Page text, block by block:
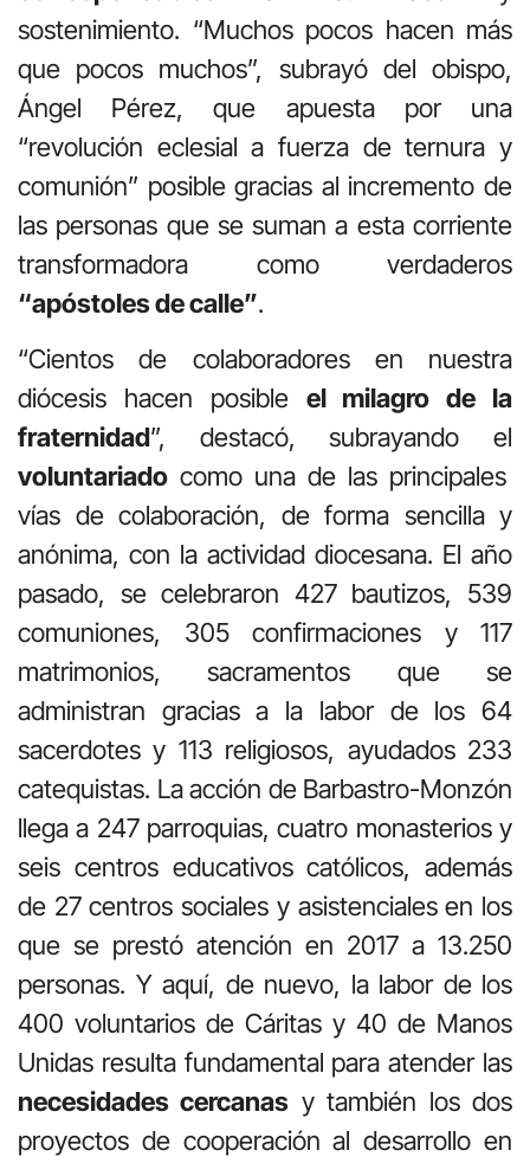
sostenimiento. “Muchos pocos hacen más
que pocos muchos”, subrayó del obispo,
Ángel Pérez, que apuesta por una
“revolución eclesial a fuerza de ternura y
comunión” posible gracias al incremento de
las personas que se suman a esta corriente
transformadora como verdaderos
“apóstoles de calle”.
“Cientos de colaboradores en nuestra
diócesis hacen posible el milagro de la
fraternidad”, destacó, subrayando el
voluntariado como una de las principales
vías de colaboración, de forma sencilla y
anónima, con la actividad diocesana. El año
pasado, se celebraron 427 bautizos, 539
comuniones, 305 confirmaciones y 117
matrimonios, sacramentos que se
administran gracias a la labor de los 64
sacerdotes y 113 religiosos, ayudados 233
catequistas. La acción de Barbastro-Monzón
llega a 247 parroquias, cuatro monasterios y
seis centros educativos católicos, además
de 27 centros sociales y asistenciales en los
que se prestó atención en 2017 a 13.250
personas. Y aquí, de nuevo, la labor de los
400 voluntarios de Cáritas y 40 de Manos
Unidas resulta fundamental para atender las
necesidades cercanas y también los dos
proyectos de cooperación al desarrollo en